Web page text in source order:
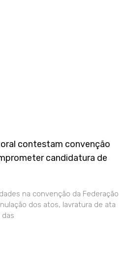
contestam convenção
candidatura de
na convenção da Federação
dos atos, lavratura de ata